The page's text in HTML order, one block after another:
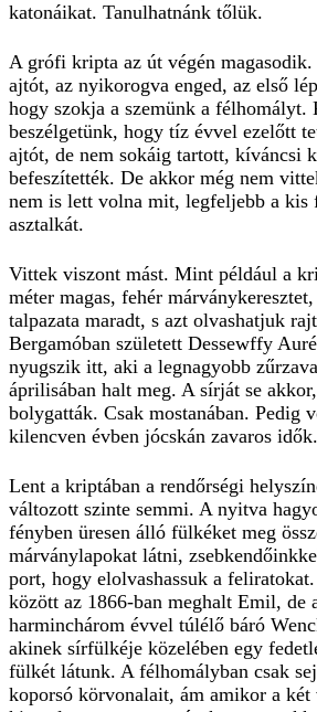
katonáikat. Tanulhatnánk tőlük.
A grófi kripta az út végén
ajtót, az nyikorogva enged, az első
hogy szokja a szemünk a félhomályt.
beszélgetünk, hogy tíz évvel ezelőtt
ajtót, de nem sokáig tartott, kíváncsi
befeszítették. De akkor még nem
nem is lett volna mit, legfeljebb a kis
asztalkát.
Vittek viszont mást. Mint például a
méter magas, fehér
talpazata maradt, s azt olvashatjuk
Bergamóban született Dessewffy
nyugszik itt, aki a legnagyobb
áprilisában halt meg. A sírját se
bolygatták. Csak mostanában. Pedig
kilencven évben jócskán zavaros idők.
Lent a kriptában a rendőrségi
változott szinte semmi. A nyitva
fényben üresen álló fülkéket meg
márványlapokat látni,
port, hogy elolvashassuk a
között az 1866-ban meghalt Emil, de
harminchárom évvel túlélő báró
akinek sírfülkéje közelében egy
fülkét látunk. A félhomályban csak
koporsó körvonalait, ám amikor a két